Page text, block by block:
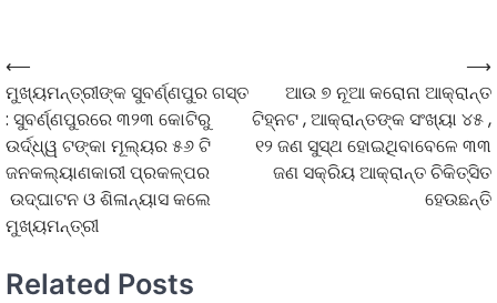
⟵
ମୁଖ୍ୟମନ୍ତ୍ରୀଙ୍କ ସୁବର୍ଣ୍ଣପୁର ଗସ୍ତ
: ସୁବର୍ଣ୍ଣପୁରରେ ୩୨୩ କୋଟିରୁ
ଉର୍ଦ୍ଧ୍ୱ ଟଙ୍କା ମୂଲ୍ୟର ୫୬ ଟି
ଜନକଲ୍ୟାଣକାରୀ ପ୍ରକଳ୍ପର
ଉଦ୍‍ଘାଟନ ଓ ଶିଳାନ୍ୟାସ କଲେ
ମୁଖ୍ୟମନ୍ତ୍ରୀ
ଆଉ ୭ ନୂଆ କରୋନା ଆକ୍ରାନ୍ତ
ଟିହ୍ନଟ , ଆକ୍ରାନ୍ତଙ୍କ ସଂଖ୍ୟା ୪୫ ,
୧୨ ଜଣ ସୁସ୍ଥ ହୋଇଥିବାବେଳେ ୩୩
ଜଣ ସକ୍ରିୟ ଆକ୍ରାନ୍ତ ଚିକିତ୍ସିତ
ହେଉଛନ୍ତି
⟶
Related Posts